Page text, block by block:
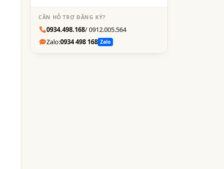
CẦN HỖ TRỢ ĐĂNG KÝ?
0934.498.168/ 0912.005.564
Zalo:0934 498 168 Zalo